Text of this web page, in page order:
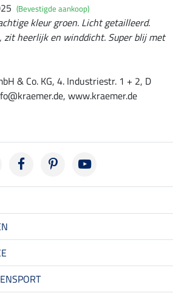
(Bevestigde aankoop)
kleur groen. Licht getailleerd.
zit heerlijk en winddicht. Super blij met
& Co. KG, 4. Industriestr. 1 + 2, D
www.kraemer.de